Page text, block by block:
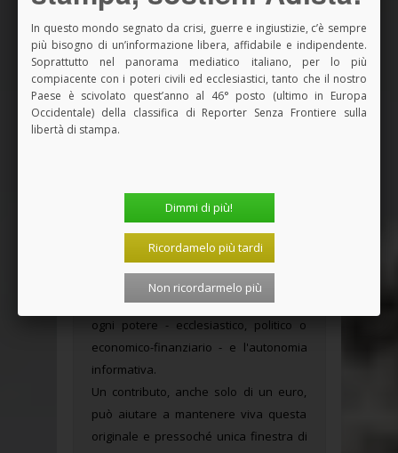
terapia alle vittime che ne hanno bisogno con
un monte ore di 100 ore.
*Foto presa da Wikiemdia Commons,
immagine originale e licenza
Adista rende disponibile per tutti i
suoi lettori l'articolo del sito che
hai appena letto.
Adista è una piccola coop. di giornalisti
che dal 1967 vive solo del sostegno di
chi la legge e ne apprezza la libertà da
ogni potere - ecclesiastico, politico o
economico-finanziario - e l'autonomia
informativa.
Un contributo, anche solo di un euro,
può aiutare a mantenere viva questa
originale e pressoché unica finestra di
In questo mondo segnato da crisi, guerre e ingiustizie, c’è sempre
più bisogno di un’informazione libera, affidabile e indipendente.
Soprattutto nel panorama mediatico italiano, per lo più
compiacente con i poteri civili ed ecclesiastici, tanto che il nostro
Paese è scivolato quest’anno al 46° posto (ultimo in Europa
Occidentale) della classifica di Reporter Senza Frontiere sulla
libertà di stampa.
Dimmi di più!
Ricordamelo più tardi
Non ricordarmelo più